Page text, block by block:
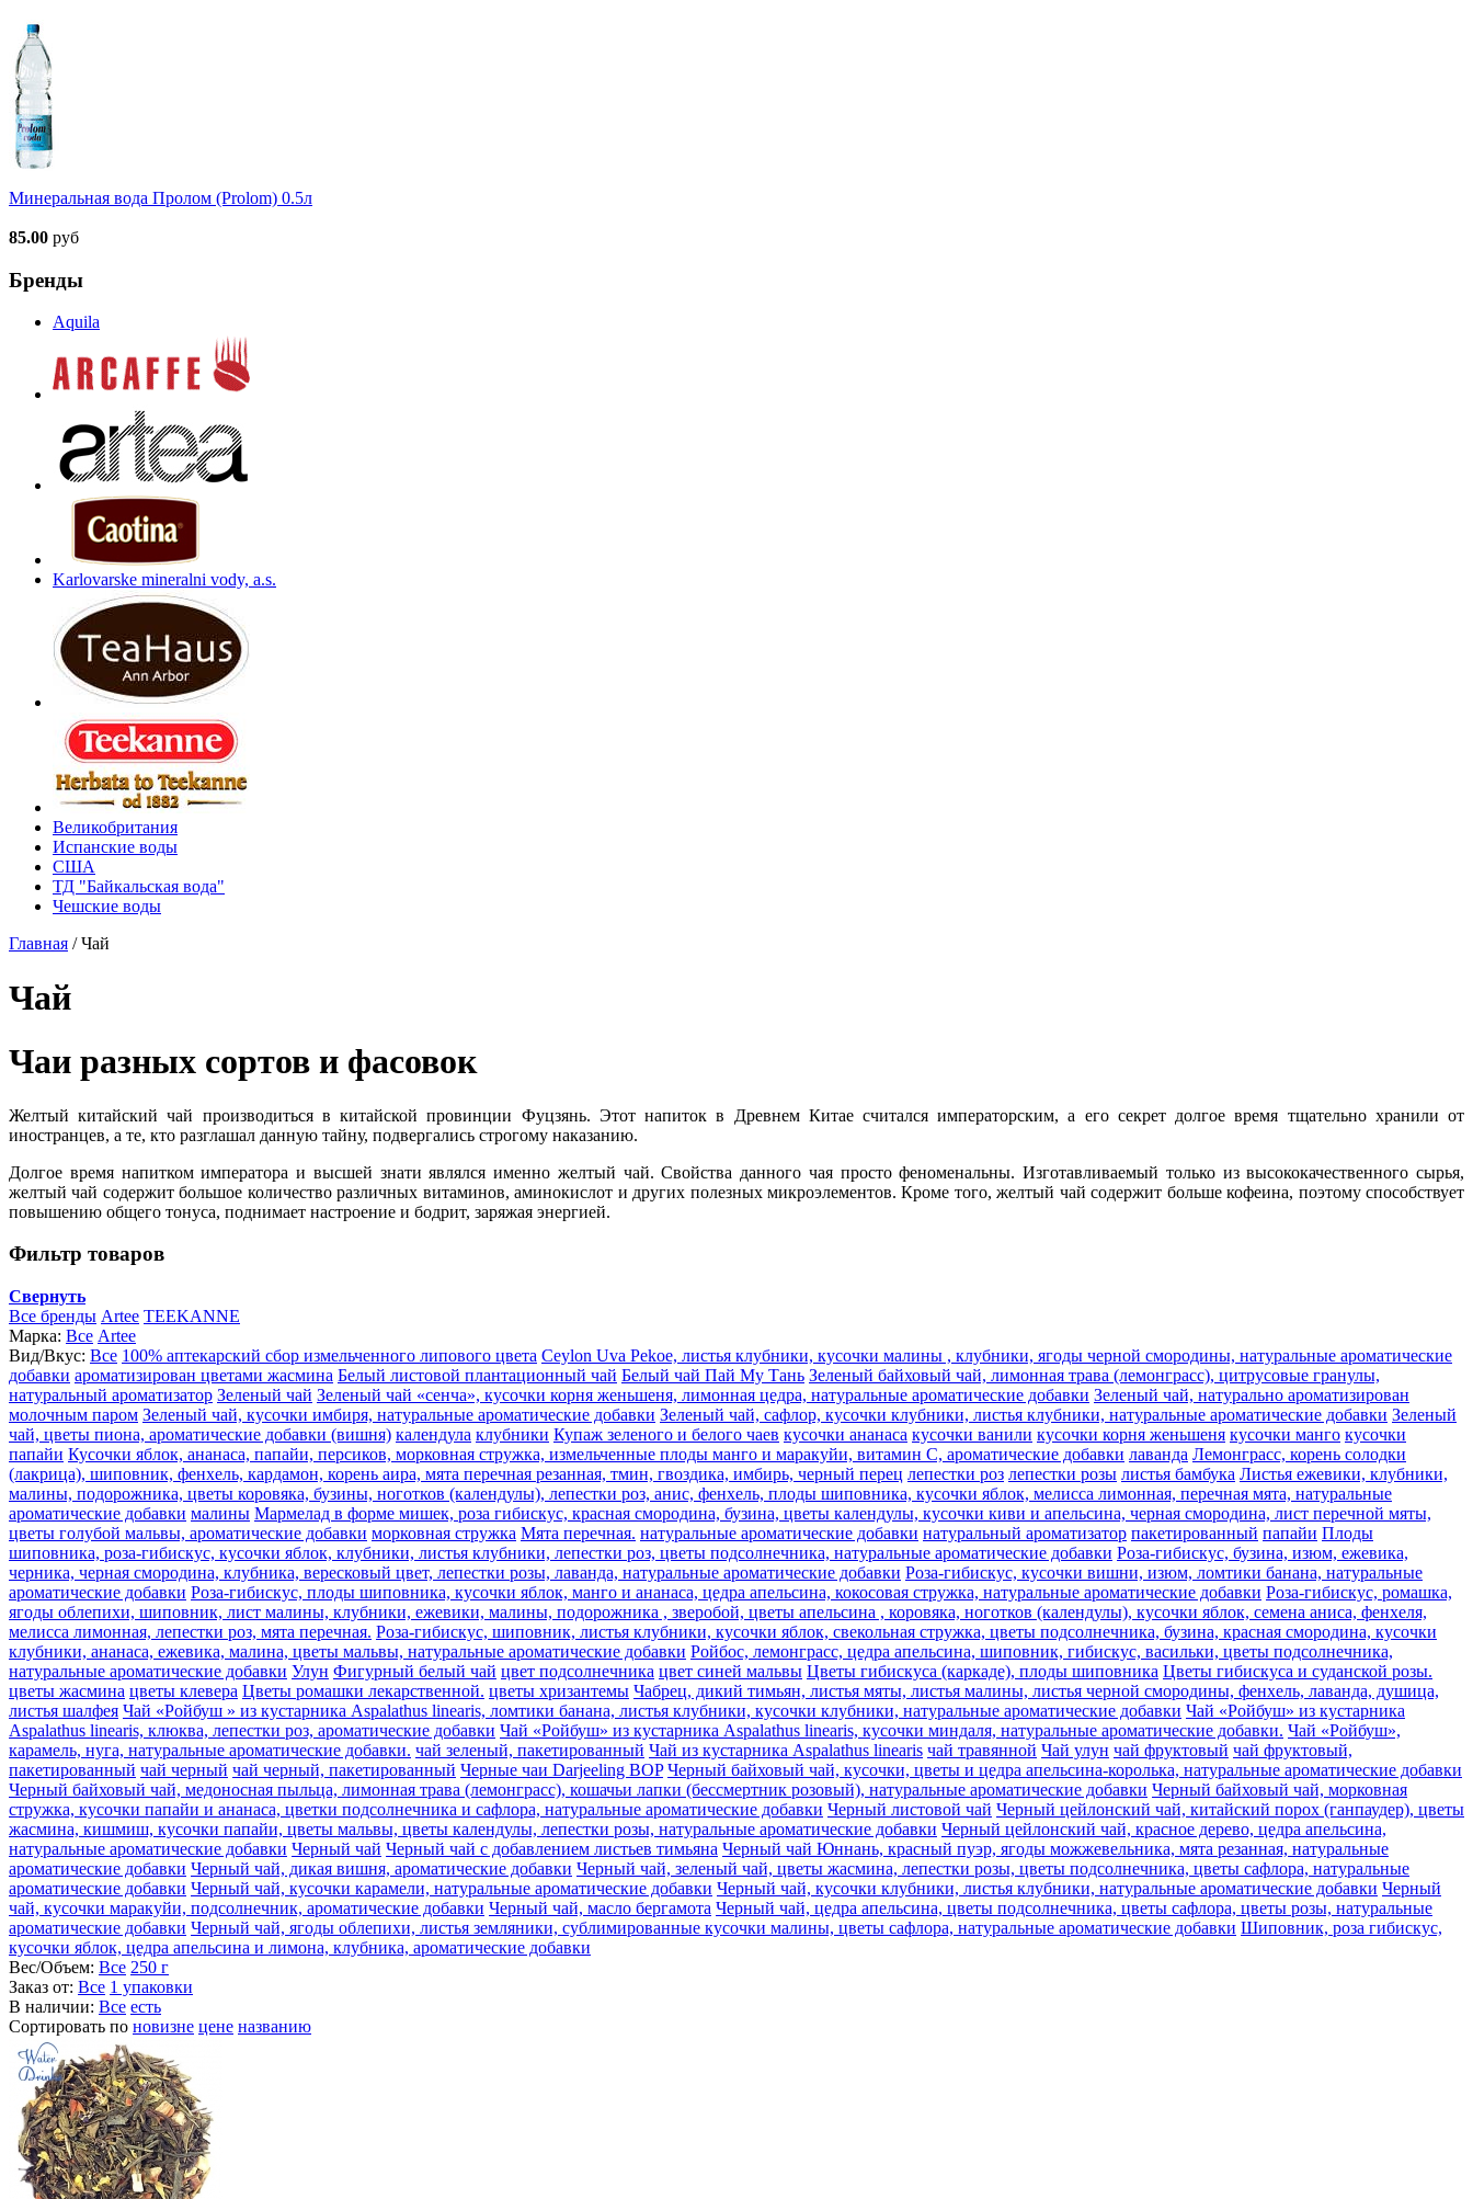
Минеральная вода Пролом (Prolom) 0.5л
85.00 руб
Бренды
Aquila
Karlovarske mineralni vody, a.s.
Великобритания
Испанские воды
США
ТД "Байкальская вода"
Чешские воды
Главная /Чай
Чай
Чаи разных сортов и фасовок
Желтый китайский чай производиться в китайской провинции Фуцзянь. Этот напиток в Древнем Китае считался императорским, а его секрет долгое время тщательно хранили от
иностранцев, а те, кто разглашал данную тайну, подвергались строгому наказанию.
Долгое время напитком императора и высшей знати являлся именно желтый чай. Свойства данного чая просто феноменальны. Изготавливаемый только из высококачественного сырья,
желтый чай содержит большое количество различных витаминов, аминокислот и других полезных микроэлементов. Кроме того, желтый чай содержит больше кофеина, поэтому способствует
повышению общего тонуса, поднимает настроение и бодрит, заряжая энергией.
Фильтр товаров
Свернуть
Все бренды Artee TEEKANNE
Марка: Все Artee
Вид/Вкус: Все 100% аптекарский сбор измельченного липового цвета Ceylon Uva Pekoe, листья клубники, кусочки малины , клубники, ягоды черной смородины, натуральные ароматические
добавки ароматизирован цветами жасмина Белый листовой плантационный чай Белый чай Пай Му Тань Зеленый байховый чай, лимонная трава (лемонграсс), цитрусовые гранулы,
натуральный ароматизатор Зеленый чай Зеленый чай «сенча», кусочки корня женьшеня, лимонная цедра, натуральные ароматические добавки Зеленый чай, натурально ароматизирован
молочным паром Зеленый чай, кусочки имбиря, натуральные ароматические добавки Зеленый чай, сафлор, кусочки клубники, листья клубники, натуральные ароматические добавки Зеленый
чай, цветы пиона, ароматические добавки (вишня) календула клубники Купаж зеленого и белого чаев кусочки ананаса кусочки ванили кусочки корня женьшеня кусочки манго кусочки
папайи Кусочки яблок, ананаса, папайи, персиков, морковная стружка, измельченные плоды манго и маракуйи, витамин С, ароматические добавки лаванда Лемонграсс, корень солодки
(лакрица), шиповник, фенхель, кардамон, корень аира, мята перечная резанная, тмин, гвоздика, имбирь, черный перец лепестки роз лепестки розы листья бамбука Листья ежевики, клубники,
малины, подорожника, цветы коровяка, бузины, ноготков (календулы), лепестки роз, анис, фенхель, плоды шиповника, кусочки яблок, мелисса лимонная, перечная мята, натуральные
ароматические добавки малины Мармелад в форме мишек, роза гибискус, красная смородина, бузина, цветы календулы, кусочки киви и апельсина, черная смородина, лист перечной мяты,
цветы голубой мальвы, ароматические добавки морковная стружка Мята перечная. натуральные ароматические добавки натуральный ароматизатор пакетированный папайи Плоды
шиповника, роза-гибискус, кусочки яблок, клубники, листья клубники, лепестки роз, цветы подсолнечника, натуральные ароматические добавки Роза-гибискус, бузина, изюм, ежевика,
черника, черная смородина, клубника, вересковый цвет, лепестки розы, лаванда, натуральные ароматические добавки Роза-гибискус, кусочки вишни, изюм, ломтики банана, натуральные
ароматические добавки Роза-гибискус, плоды шиповника, кусочки яблок, манго и ананаса, цедра апельсина, кокосовая стружка, натуральные ароматические добавки Роза-гибискус, ромашка,
ягоды облепихи, шиповник, лист малины, клубники, ежевики, малины, подорожника , зверобой, цветы апельсина , коровяка, ноготков (календулы), кусочки яблок, семена аниса, фенхеля,
мелисса лимонная, лепестки роз, мята перечная. Роза-гибискус, шиповник, листья клубники, кусочки яблок, свекольная стружка, цветы подсолнечника, бузина, красная смородина, кусочки
клубники, ананаса, ежевика, малина, цветы мальвы, натуральные ароматические добавки Ройбос, лемонграсc, цедра апельсина, шиповник, гибискус, васильки, цветы подсолнечника,
натуральные ароматические добавки Улун Фигурный белый чай цвет подсолнечника цвет синей мальвы Цветы гибискуса (каркаде), плоды шиповника Цветы гибискуса и суданской розы.
цветы жасмина цветы клевера Цветы ромашки лекарственной. цветы хризантемы Чабрец, дикий тимьян, листья мяты, листья малины, листья черной смородины, фенхель, лаванда, душица,
листья шалфея Чай «Ройбуш » из кустарника Aspalathus linearis, ломтики банана, листья клубники, кусочки клубники, натуральные ароматические добавки Чай «Ройбуш» из кустарника
Aspalathus linearis, клюква, лепестки роз, ароматические добавки Чай «Ройбуш» из кустарника Aspalathus linearis, кусочки миндаля, натуральные ароматические добавки. Чай «Ройбуш»,
карамель, нуга, натуральные ароматические добавки. чай зеленый, пакетированный Чай из кустарника Aspalathus linearis чай травянной Чай улун чай фруктовый чай фруктовый,
пакетированный чай черный чай черный, пакетированный Черные чаи Darjeeling BOP Черный байховый чай, кусочки, цветы и цедра апельсина-королька, натуральные ароматические добавки
Черный байховый чай, медоносная пыльца, лимонная трава (лемонграсс), кошачьи лапки (бессмертник розовый), натуральные ароматические добавки Черный байховый чай, морковная
стружка, кусочки папайи и ананаса, цветки подсолнечника и сафлора, натуральные ароматические добавки Черный листовой чай Черный цейлонский чай, китайский порох (ганпаудер), цветы
жасмина, кишмиш, кусочки папайи, цветы мальвы, цветы календулы, лепестки розы, натуральные ароматические добавки Черный цейлонский чай, красное дерево, цедра апельсина,
натуральные ароматические добавки Черный чай Черный чай с добавлением листьев тимьяна Черный чай Юннань, красный пуэр, ягоды можжевельника, мята резанная, натуральные
ароматические добавки Черный чай, дикая вишня, ароматические добавки Черный чай, зеленый чай, цветы жасмина, лепестки розы, цветы подсолнечника, цветы сафлора, натуральные
ароматические добавки Черный чай, кусочки карамели, натуральные ароматические добавки Черный чай, кусочки клубники, листья клубники, натуральные ароматические добавки Черный
чай, кусочки маракуйи, подсолнечник, ароматические добавки Черный чай, масло бергамота Черный чай, цедра апельсина, цветы подсолнечника, цветы сафлора, цветы розы, натуральные
ароматические добавки Черный чай, ягоды облепихи, листья земляники, сублимированные кусочки малины, цветы сафлора, натуральные ароматические добавки Шиповник, роза гибискус,
кусочки яблок, цедра апельсина и лимона, клубника, ароматические добавки
Вес/Объем: Все 250 г
Заказ от: Все 1 упаковки
В наличии: Все есть
Сортировать по новизне цене названию